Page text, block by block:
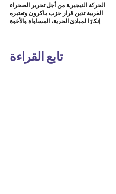
الحركة النيجيرية من أجل تحرير الصحراء
الغربية تدين قرار حزب ماكرون وتعتبره
إنكارًا لمبادئ الحرية، المساواة والأخوة
تابع القراءة